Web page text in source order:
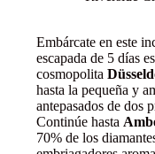
Embárcate en este
escapada de 5 días
cosmopolita
hasta la pequeña y
antepasados de dos
Continúe hasta
70% de los